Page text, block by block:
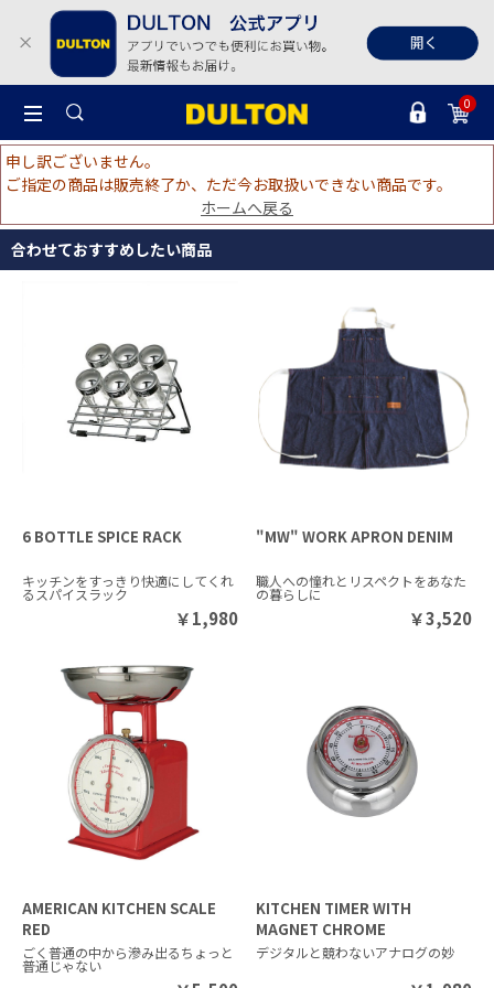
0
申し訳ございません。
ご指定の商品は販売終了か、ただ今お取扱いできない商品です。
ホームへ戻る
合わせておすすめしたい商品
6 BOTTLE SPICE RACK
キッチンをすっきり快適にしてくれ
るスパイスラック
￥1,980
"MW" WORK APRON DENIM
職人への憧れとリスペクトをあなた
の暮らしに
￥3,520
AMERICAN KITCHEN SCALE
RED
ごく普通の中から滲み出るちょっと
普通じゃない
KITCHEN TIMER WITH
MAGNET CHROME
デジタルと競わないアナログの妙